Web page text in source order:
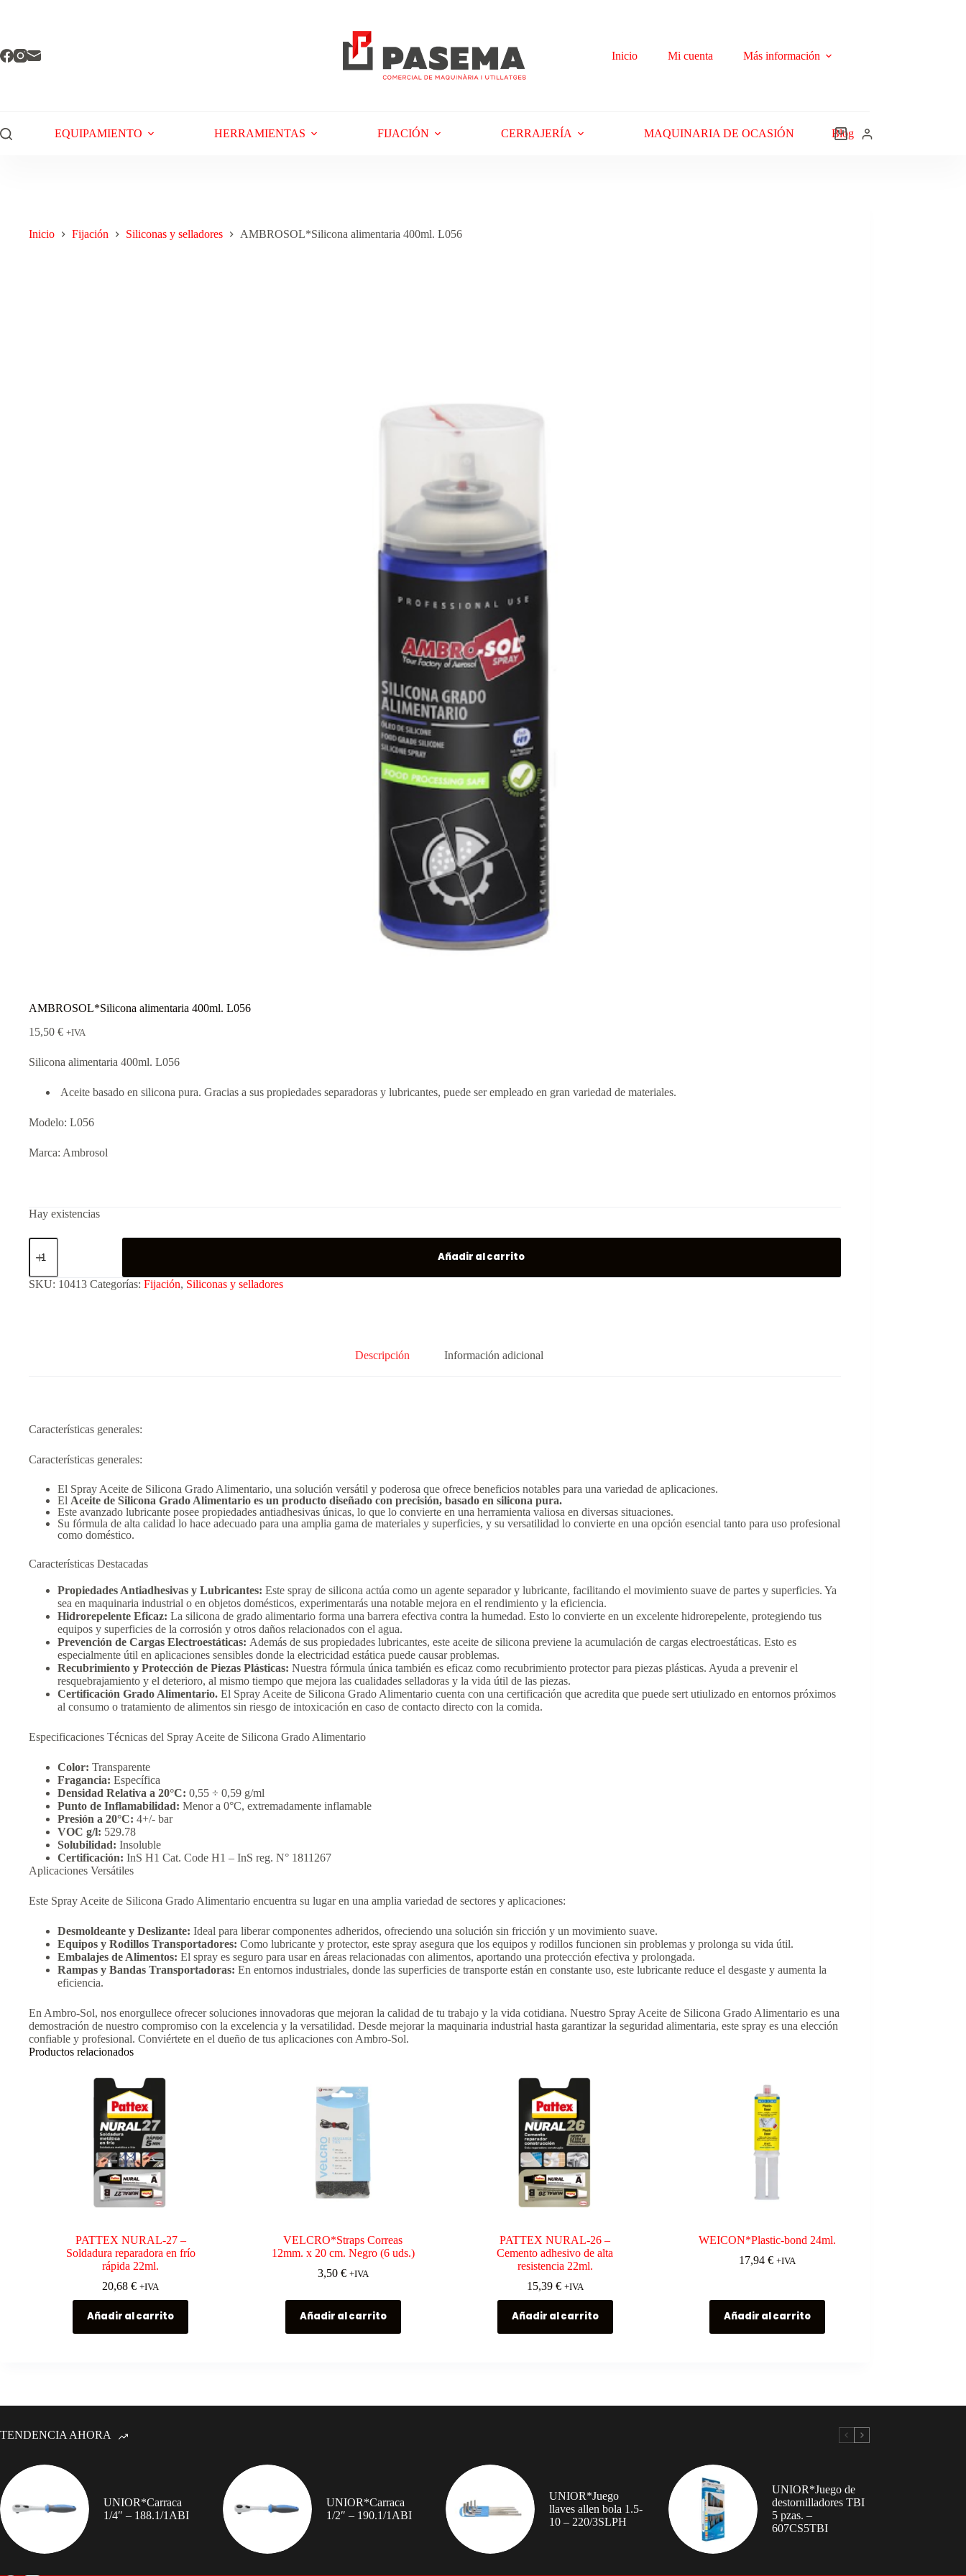
Inicio Mi cuenta Más información
EQUIPAMIENTO HERRAMIENTAS FIJACIÓN CERRAJERÍA MAQUINARIA DE OCASIÓN Blog
Inicio Fijación Siliconas y selladores AMBROSOL*Silicona alimentaria 400ml. L056
AMBROSOL*Silicona alimentaria 400ml. L056
15,50 € +IVA
Silicona alimentaria 400ml. L056
Aceite basado en silicona pura. Gracias a sus propiedades separadoras y lubricantes, puede ser empleado en gran variedad de materiales.
Modelo: L056
Marca: Ambrosol
Hay existencias
Añadir al carrito
SKU: 10413 Categorías: Fijación, Siliconas y selladores
Descripción Información adicional
Características generales:
Características generales:
El Spray Aceite de Silicona Grado Alimentario, una solución versátil y poderosa que ofrece beneficios notables para una variedad de aplicaciones.
El Aceite de Silicona Grado Alimentario es un producto diseñado con precisión, basado en silicona pura.
Este avanzado lubricante posee propiedades antiadhesivas únicas, lo que lo convierte en una herramienta valiosa en diversas situaciones.
Su fórmula de alta calidad lo hace adecuado para una amplia gama de materiales y superficies, y su versatilidad lo convierte en una opción esencial tanto para uso profesional
como doméstico.
Características Destacadas
Propiedades Antiadhesivas y Lubricantes: Este spray de silicona actúa como un agente separador y lubricante, facilitando el movimiento suave de partes y superficies. Ya
sea en maquinaria industrial o en objetos domésticos, experimentarás una notable mejora en el rendimiento y la eficiencia.
Hidrorepelente Eficaz: La silicona de grado alimentario forma una barrera efectiva contra la humedad. Esto lo convierte en un excelente hidrorepelente, protegiendo tus
equipos y superficies de la corrosión y otros daños relacionados con el agua.
Prevención de Cargas Electroestáticas: Además de sus propiedades lubricantes, este aceite de silicona previene la acumulación de cargas electroestáticas. Esto es
especialmente útil en aplicaciones sensibles donde la electricidad estática puede causar problemas.
Recubrimiento y Protección de Piezas Plásticas: Nuestra fórmula única también es eficaz como recubrimiento protector para piezas plásticas. Ayuda a prevenir el
resquebrajamiento y el deterioro, al mismo tiempo que mejora las cualidades selladoras y la vida útil de las piezas.
Certificación Grado Alimentario. El Spray Aceite de Silicona Grado Alimentario cuenta con una certificación que acredita que puede sert utiulizado en entornos próximos
al consumo o tratamiento de alimentos sin riesgo de intoxicación en caso de contacto directo con la comida.
Especificaciones Técnicas del Spray Aceite de Silicona Grado Alimentario
Color: Transparente
Fragancia: Específica
Densidad Relativa a 20°C: 0,55 ÷ 0,59 g/ml
Punto de Inflamabilidad: Menor a 0°C, extremadamente inflamable
Presión a 20°C: 4+/- bar
VOC g/l: 529.78
Solubilidad: Insoluble
Certificación: InS H1 Cat. Code H1 – InS reg. N° 1811267
Aplicaciones Versátiles
Este Spray Aceite de Silicona Grado Alimentario encuentra su lugar en una amplia variedad de sectores y aplicaciones:
Desmoldeante y Deslizante: Ideal para liberar componentes adheridos, ofreciendo una solución sin fricción y un movimiento suave.
Equipos y Rodillos Transportadores: Como lubricante y protector, este spray asegura que los equipos y rodillos funcionen sin problemas y prolonga su vida útil.
Embalajes de Alimentos: El spray es seguro para usar en áreas relacionadas con alimentos, aportando una protección efectiva y prolongada.
Rampas y Bandas Transportadoras: En entornos industriales, donde las superficies de transporte están en constante uso, este lubricante reduce el desgaste y aumenta la
eficiencia.
En Ambro-Sol, nos enorgullece ofrecer soluciones innovadoras que mejoran la calidad de tu trabajo y la vida cotidiana. Nuestro Spray Aceite de Silicona Grado Alimentario es una
demostración de nuestro compromiso con la excelencia y la versatilidad. Desde mejorar la maquinaria industrial hasta garantizar la seguridad alimentaria, este spray es una elección
confiable y profesional. Conviértete en el dueño de tus aplicaciones con Ambro-Sol.
Productos relacionados
PATTEX NURAL-27 –
Soldadura reparadora en frío
rápida 22ml.
20,68€ +IVA
Añadir al carrito
VELCRO*Straps Correas
12mm. x 20 cm. Negro (6 uds.)
3,50 € +IVA
Añadir al carrito
PATTEX NURAL-26 –
Cemento adhesivo de alta
resistencia 22ml.
15,39 € +IVA
Añadir al carrito
WEICON*Plastic-bond 24ml.
17,94€ +IVA
Añadir al carrito
TENDENCIA AHORA
UNIOR*Carraca
1/4″ – 188.1/1ABI
UNIOR*Carraca
1/2″ – 190.1/1ABI
UNIOR*Juego
llaves allen bola 1.5-
10 – 220/3SLPH
UNIOR*Juego de
destornilladores TBI
5 pzas. –
607CS5TBI